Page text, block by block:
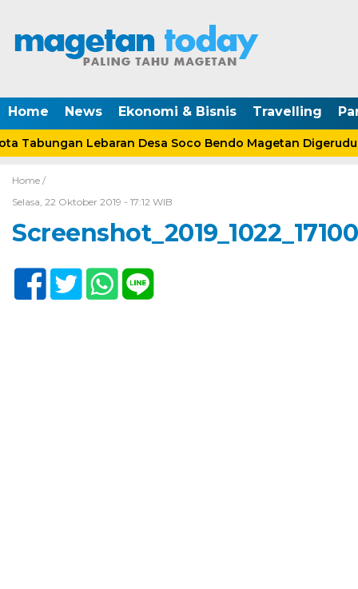
Home News Ekonomi & Bisnis Travelling
Tabungan Lebaran Desa Soco Bendo Magetan
Home /
Selasa, 22 Oktober 2019 - 17:12 WIB